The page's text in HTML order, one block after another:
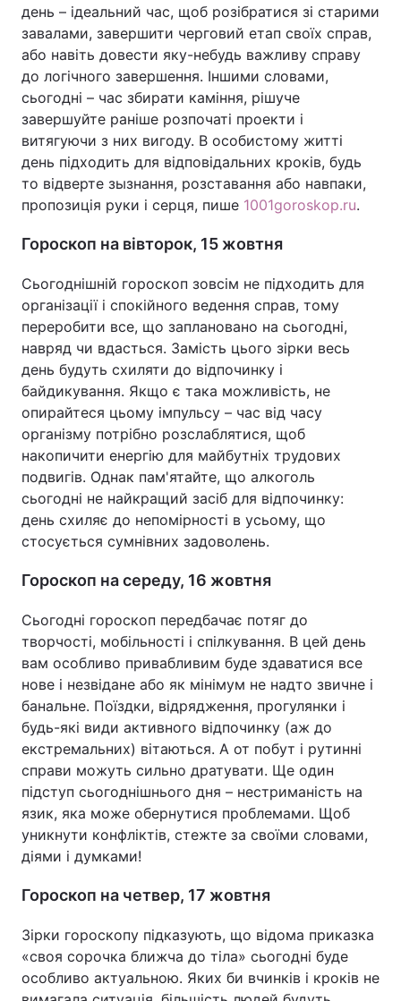
день – ідеальний час, щоб розібратися зі старими
завалами, завершити черговий етап своїх справ,
або навіть довести яку-небудь важливу справу
до логічного завершення. Іншими словами,
сьогодні – час збирати каміння, рішуче
завершуйте раніше розпочаті проекти і
витягуючи з них вигоду. В особистому житті
день підходить для відповідальних кроків, будь
то відверте зызнання, розставання або навпаки,
пропозиція руки і серця, пише 1001goroskop.ru.
Гороскоп на вівторок, 15 жовтня
Сьогоднішній гороскоп зовсім не підходить для
організації і спокійного ведення справ, тому
переробити все, що заплановано на сьогодні,
навряд чи вдасться. Замість цього зірки весь
день будуть схиляти до відпочинку і
байдикування. Якщо є така можливість, не
опирайтеся цьому імпульсу – час від часу
організму потрібно розслаблятися, щоб
накопичити енергію для майбутніх трудових
подвигів. Однак пам'ятайте, що алкоголь
сьогодні не найкращий засіб для відпочинку:
день схиляє до непомірності в усьому, що
стосується сумнівних задоволень.
Гороскоп на середу, 16 жовтня
Сьогодні гороскоп передбачає потяг до
творчості, мобільності і спілкування. В цей день
вам особливо привабливим буде здаватися все
нове і незвідане або як мінімум не надто звичне і
банальне. Поїздки, відрядження, прогулянки і
будь-які види активного відпочинку (аж до
екстремальних) вітаються. А от побут і рутинні
справи можуть сильно дратувати. Ще один
підступ сьогоднішнього дня – нестриманість на
язик, яка може обернутися проблемами. Щоб
уникнути конфліктів, стежте за своїми словами,
діями і думками!
Гороскоп на четвер, 17 жовтня
Зірки гороскопу підказують, що відома приказка
«своя сорочка ближча до тіла» сьогодні буде
особливо актуальною. Яких би вчинків і кроків не